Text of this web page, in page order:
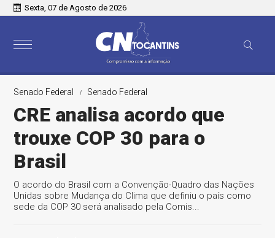
Sexta, 07 de Agosto de 2026
Senado Federal Senado Federal
CRE analisa acordo que
trouxe COP 30 para o
Brasil
O acordo do Brasil com a Convenção-Quadro das Nações
Unidas sobre Mudança do Clima que definiu o país como
sede da COP 30 será analisado pela Comis...